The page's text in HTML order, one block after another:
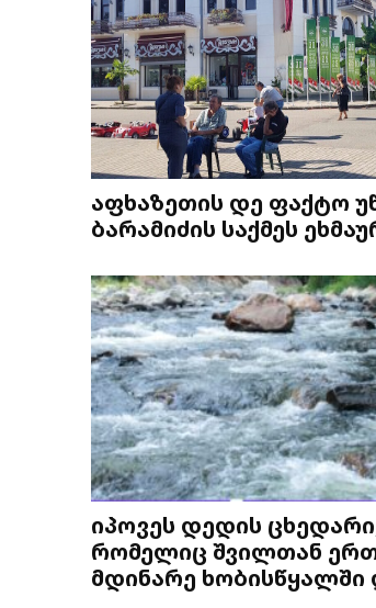
აფხაზეთის დე ფაქტო
ბარამიძის საქმეს
იპოვეს დედის
რომელიც შვილთან
მდინარე